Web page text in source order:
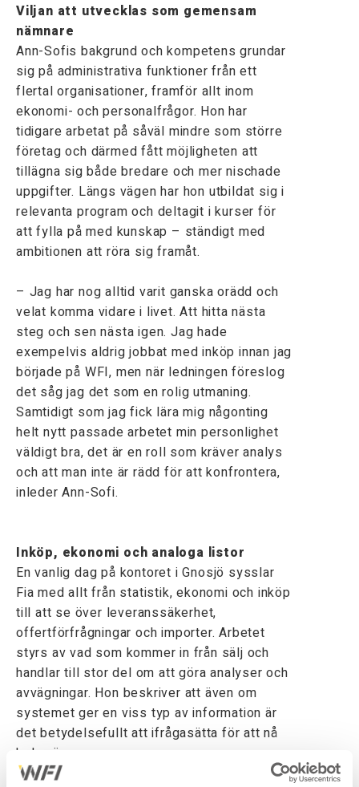
Viljan att utvecklas som gemensam
nämnare
Ann-Sofis bakgrund och kompetens grundar
sig på administrativa funktioner från ett
flertal organisationer, framför allt inom
ekonomi- och personalfrågor. Hon har
tidigare arbetat på såväl mindre som större
företag och därmed fått möjligheten att
tillägna sig både bredare och mer nischade
uppgifter. Längs vägen har hon utbildat sig i
relevanta program och deltagit i kurser för
att fylla på med kunskap – ständigt med
ambitionen att röra sig framåt.
– Jag har nog alltid varit ganska orädd och
velat komma vidare i livet. Att hitta nästa
steg och sen nästa igen. Jag hade
exempelvis aldrig jobbat med inköp innan jag
började på WFI, men när ledningen föreslog
det såg jag det som en rolig utmaning.
Samtidigt som jag fick lära mig någonting
helt nytt passade arbetet min personlighet
väldigt bra, det är en roll som kräver analys
och att man inte är rädd för att konfrontera,
inleder Ann-Sofi.
Inköp, ekonomi och analoga listor
En vanlig dag på kontoret i Gnosjö sysslar
Fia med allt från statistik, ekonomi och inköp
till att se över leveranssäkerhet,
offertförfrågningar och importer. Arbetet
styrs av vad som kommer in från sälj och
handlar till stor del om att göra analyser och
avvägningar. Hon beskriver att även om
systemet ger en viss typ av information är
det betydelsefullt att ifrågasätta för att nå
hela vägen.